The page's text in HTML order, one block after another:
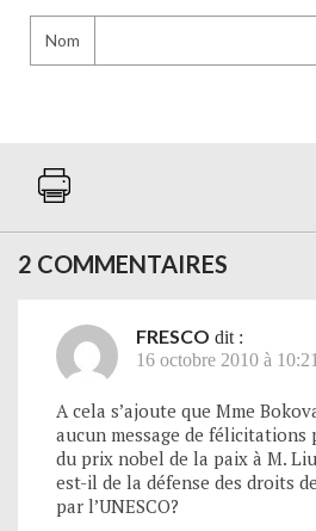
Nom
2 COMMENTAIRES
FRESCO dit :
16 octobre 2010 à 10:21
A cela s’ajoute que Mme
aucun message de
du prix nobel de la paix à M.
est-il de la défense des droits
par l’UNESCO?